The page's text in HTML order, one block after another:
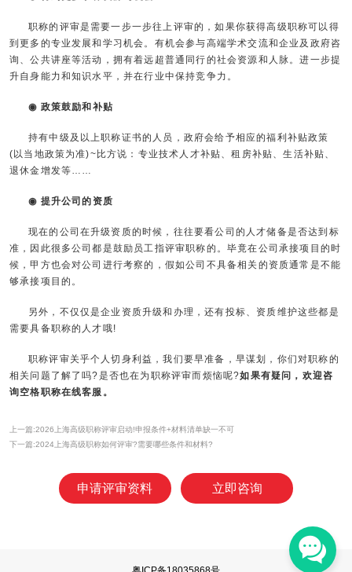
职称的评审是需要一步一步往上评审的，如果你获得高级职称可以得
到更多的专业发展和学习机会。有机会参与高端学术交流和企业及政府咨
询、公共讲座等活动，拥有着远超普通同行的社会资源和人脉。进一步提
升自身能力和知识水平，并在行业中保持竞争力。
◉ 政策鼓励和补贴
持有中级及以上职称证书的人员，政府会给予相应的福利补贴政策
(以当地政策为准)~比方说：专业技术人才补贴、租房补贴、生活补贴、
退休金增发等……
◉ 提升公司的资质
现在的公司在升级资质的时候，往往要看公司的人才储备是否达到标
准，因此很多公司都是鼓励员工指评审职称的。毕竟在公司承接项目的时
候，甲方也会对公司进行考察的，假如公司不具备相关的资质通常是不能
够承接项目的。
另外，不仅仅是企业资质升级和办理，还有投标、资质维护这些都是
需要具备职称的人才哦!
职称评审关乎个人切身利益，我们要早准备，早谋划，你们对职称的
相关问题了解了吗?是否也在为职称评审而烦恼呢?如果有疑问，欢迎咨
询空格职称在线客服。
上一篇:2026上海高级职称评审启动!申报条件+材料清单缺一不可
下一篇:2024上海高级职称如何评审?需要哪些条件和材料?
申请评审资料 立即咨询